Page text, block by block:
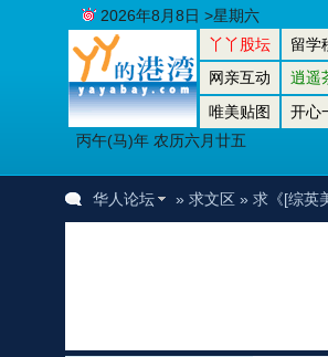
丫丫股坛 留学
网亲互动
逍遥
唯美贴图
开心
丙午(马)年 农历六月廿五
2026年8月8日 >星期六
华人论坛 » 求文区» 求《[综英